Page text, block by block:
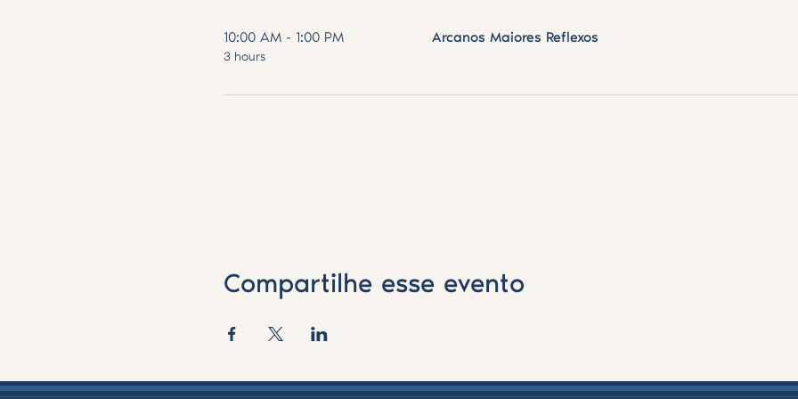
10:00 AM - 1:00 PM
3 hours
Arcanos Maiores Reflexos
Compartilhe esse evento